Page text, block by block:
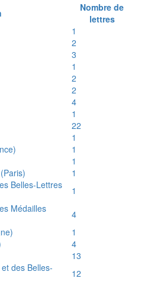
Nombre de
lettres
1
2
3
1
2
2
4
1
22
1
1
1
1
Belles-Lettres
1
Médailles
4
1
4
13
des Belles-
12